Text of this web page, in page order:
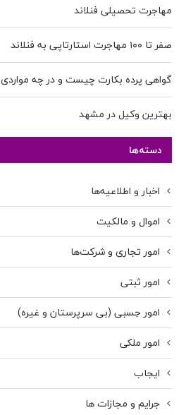
مهاجرت تحصیلی فنلاند
صفر تا ۱۰۰ مهاجرت استارتاپی به فنلاند
گواهی پرده بکارت چیست و در چه
بهترین وکیل در مشهد
دسته‌ها
اخبار و اطلاعیه‌ها
اموال و مالکیت
امور تجاری و شرکت‌ها
امور ثبتی
امور حِسبی (بی سرپرستان و غیره)
امور ملکی
ایجاب
جرایم و مجازات ها